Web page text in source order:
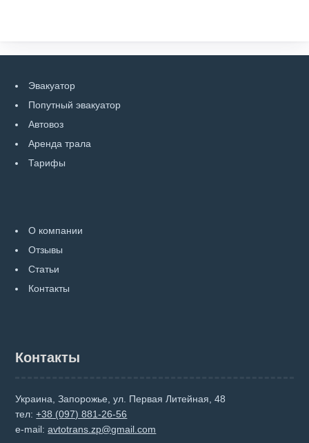
Эвакуатор
Попутный эвакуатор
Автовоз
Аренда трала
Тарифы
О компании
Отзывы
Статьи
Контакты
Контакты
Украина, Запорожье, ул. Первая Литейная, 48
тел:+38 (097) 881-26-56
e-mail:avtotrans.zp@gmail.com